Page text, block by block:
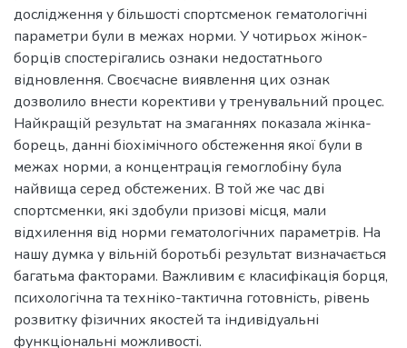
дослідження у більшості спортсменок гематологічні
параметри були в межах норми. У чотирьох жінок-
борців спостерігались ознаки недостатнього
відновлення. Своєчасне виявлення цих ознак
дозволило внести корективи у тренувальний процес.
Найкращій результат на змаганнях показала жінка-
борець, данні біохімічного обстеження якої були в
межах норми, а концентрація гемоглобіну була
найвища серед обстежених. В той же час дві
спортсменки, які здобули призові місця, мали
відхилення від норми гематологічних параметрів. На
нашу думка у вільній боротьбі результат визначається
багатьма факторами. Важливим є класифікація борця,
психологічна та техніко-тактична готовність, рівень
розвитку фізичних якостей та індивідуальні
функціональні можливості.